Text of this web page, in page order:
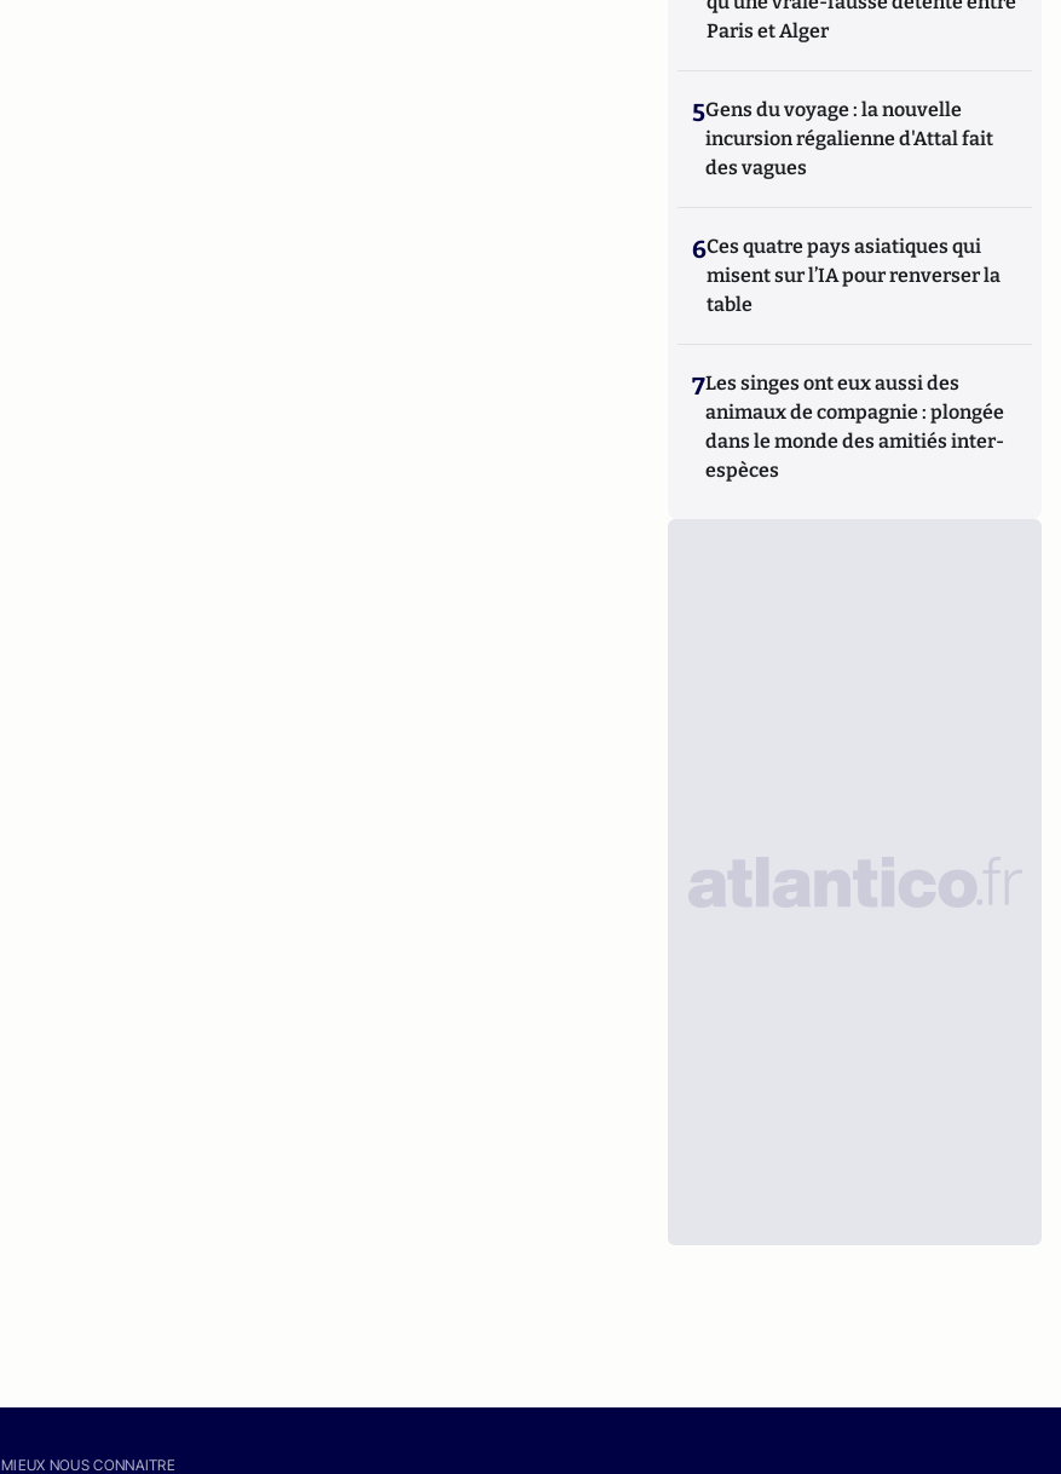
Paris et Alger
5Gens du voyage : la nouvelle
incursion régalienne d'Attal fait
des vagues
6Ces quatre pays asiatiques qui
misent sur l’IA pour renverser la
table
7Les singes ont eux aussi des
animaux de compagnie : plongée
dans le monde des amitiés inter-
espèces
MIEUX NOUS CONNAITRE